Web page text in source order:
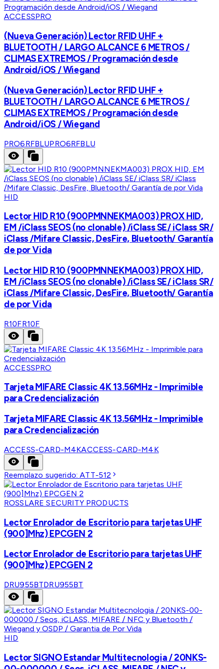
ACCESSPRO
(Nueva Generación) Lector RFID UHF +
BLUETOOTH / LARGO ALCANCE 6 METROS /
CLIMAS EXTREMOS / Programación desde
Android/iOS / Wiegand
(Nueva Generación) Lector RFID UHF +
BLUETOOTH / LARGO ALCANCE 6 METROS /
CLIMAS EXTREMOS / Programación desde
Android/iOS / Wiegand
PRO6RFBLUPRO6RFBLU
HID
Lector HID R10 (900PMNNEKMA003) PROX HID,
EM /iClass SEOS (no clonable) /iClass SE/ iClass SR/
iClass /Mifare Classic, DesFire, Bluetooth/ Garantía
de por Vida
Lector HID R10 (900PMNNEKMA003) PROX HID,
EM /iClass SEOS (no clonable) /iClass SE/ iClass SR/
iClass /Mifare Classic, DesFire, Bluetooth/ Garantía
de por Vida
R10FR10F
ACCESSPRO
Tarjeta MIFARE Classic 4K 13.56MHz - Imprimible
para Credencialización
Tarjeta MIFARE Classic 4K 13.56MHz - Imprimible
para Credencialización
ACCESS-CARD-M4KACCESS-CARD-M4K
Reemplazo sugerido:ATT-512
ROSSLARE SECURITY PRODUCTS
Lector Enrolador de Escritorio para tarjetas UHF
(900]Mhz) EPCGEN 2
Lector Enrolador de Escritorio para tarjetas UHF
(900]Mhz) EPCGEN 2
DRU955BTDRU955BT
HID
Lector SIGNO Estandar Multitecnologia / 20NKS-